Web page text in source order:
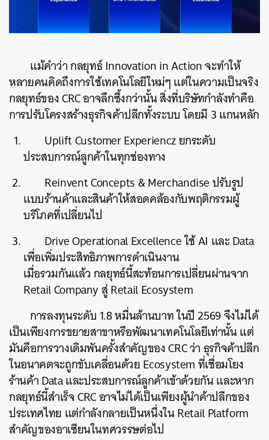
แม้คำว่า กลยุทธ์ Innovation in Action จะทำให้
หลายคนคิดถึงการใช้เทคโนโลยีใหม่ๆ แต่ในความเป็นจริง
กลยุทธ์ของ CRC อาจลึกซึ้งกว่านั้น สิ่งที่บริษัทกำลังทำคือ
การปรับโครงสร้างธุรกิจค้าปลีกทั้งระบบ โดยมี 3 แกนหลัก
Uplift Customer Experiencz ยกระดับ
ประสบการณ์ลูกค้าในทุกช่องทาง
Reinvent Concepts & Merchandise ปรับรูป
แบบร้านค้าและสินค้าให้สอดคล้องกับพฤติกรรมผู้
บริโภคที่เปลี่ยนไป
Drive Operational Excellence ใช้ AI และ Data
เพื่อเพิ่มประสิทธิภาพการดำเนินงาน
เมื่อรวมกันแล้ว กลยุทธ์นี้สะท้อนการเปลี่ยนผ่านจาก
Retail Company สู่ Retail Ecosystem
การลงทุนระดับ 1.8 หมื่นล้านบาท ในปี 2569 จึงไม่ได้
เป็นเพียงการขยายสาขาหรือพัฒนาเทคโนโลยีเท่านั้น แต่
มันคือการวางเดิมพันครั้งสำคัญของ CRC ว่า ธุรกิจค้าปลีก
ในอนาคตจะถูกขับเคลื่อนด้วย Ecosystem ที่เชื่อมโยง
ร้านค้า Data และประสบการณ์ลูกค้าเข้าด้วยกัน และหาก
กลยุทธ์นี้สำเร็จ CRC อาจไม่ได้เป็นเพียงผู้นำค้าปลีกของ
ประเทศไทย แต่กำลังกลายเป็นหนึ่งใน Retail Platform
สำคัญของอาเซียนในทศวรรษต่อไป